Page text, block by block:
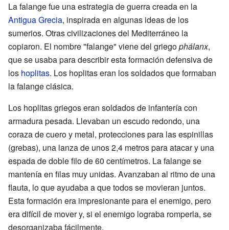
La falange fue una estrategia de guerra creada en la
Antigua Grecia, inspirada en algunas ideas de los
sumerios. Otras civilizaciones del Mediterráneo la
copiaron. El nombre "falange" viene del griegophálanx,
que se usaba para describir esta formación defensiva de
los hoplitas. Los hoplitas eran los soldados que formaban
la falange clásica.
Los hoplitas griegos eran soldados de infantería con
armadura pesada. Llevaban un escudo redondo, una
coraza de cuero y metal, protecciones para las espinillas
(grebas), una lanza de unos 2,4 metros para atacar y una
espada de doble filo de 60 centímetros. La falange se
mantenía en filas muy unidas. Avanzaban al ritmo de una
flauta, lo que ayudaba a que todos se movieran juntos.
Esta formación era impresionante para el enemigo, pero
era difícil de mover y, si el enemigo lograba romperla, se
desorganizaba fácilmente.